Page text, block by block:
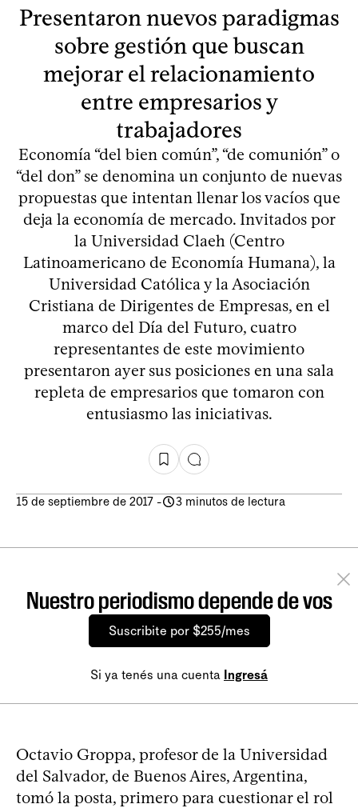
Presentaron nuevos paradigmas
sobre gestión que buscan
mejorar el relacionamiento
entre empresarios y
trabajadores
Economía “del bien común”, “de comunión” o
“del don” se denomina un conjunto de nuevas
propuestas que intentan llenar los vacíos que
deja la economía de mercado. Invitados por
la Universidad Claeh (Centro
Latinoamericano de Economía Humana), la
Universidad Católica y la Asociación
Cristiana de Dirigentes de Empresas, en el
marco del Día del Futuro, cuatro
representantes de este movimiento
presentaron ayer sus posiciones en una sala
repleta de empresarios que tomaron con
entusiasmo las iniciativas.
15 de septiembre de 2017 - 3 minutos de lectura
Nuestro periodismo depende de vos
Suscribite por $255/mes
Si ya tenés una cuenta Ingresá
Octavio Groppa, profesor de la Universidad
del Salvador, de Buenos Aires, Argentina,
tomó la posta, primero para cuestionar el rol